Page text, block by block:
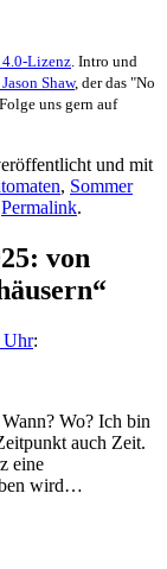
Lizenz . Intro und
Shaw, der das "No
uns gern auf
und mit
, Sommer
Permalink.
von
“
Uhr:
Wo? Ich bin
auch Zeit.
eine
wird…